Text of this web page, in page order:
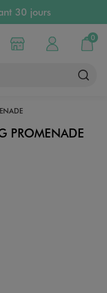
30 jours
dès 50€
4h en magasin
en magasin
Choisir mon magasin
Mon compte
0
Mon
PROMENADE